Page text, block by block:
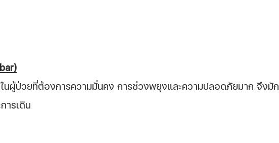
นผู้ป่วยที่ต้องการความมั่นคง การช่วงพยุงและความปลอดภัยมาก จึงมัก
ารเดิน